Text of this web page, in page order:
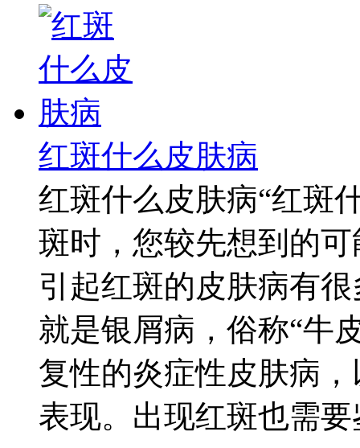
红斑什么皮肤病
红斑什么皮肤病“红斑
斑时，您较先想到的
引起红斑的皮肤病有
就是银屑病，俗称“牛
复性的炎症性皮肤病
表现。出现红斑也需